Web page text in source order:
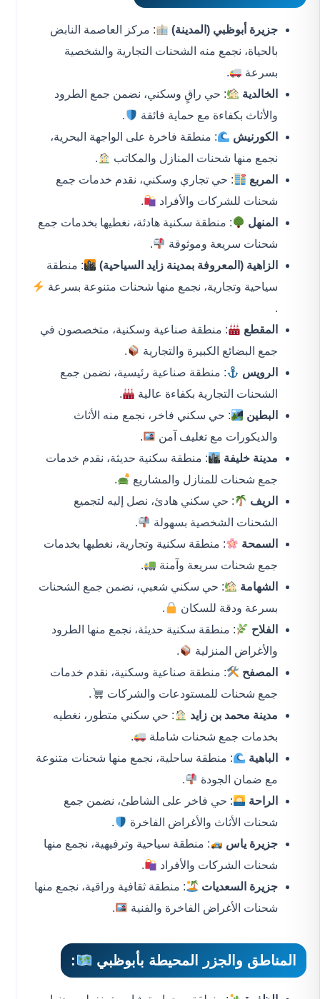
جزيرة أبوظبي (المدينة)
: مركز العاصمة النابض
بالحياة، نجمع منه الشحنات التجارية والشخصية
بسرعة
.
الخالدية
: حي راقٍ وسكني، نضمن جمع الطرود
والأثاث بكفاءة مع حماية فائقة
.
الكورنيش
: منطقة فاخرة على الواجهة البحرية،
نجمع منها شحنات المنازل والمكاتب
.
المربع
: حي تجاري وسكني، نقدم خدمات جمع
شحنات للشركات والأفراد
.
المنهل
: منطقة سكنية هادئة، نغطيها بخدمات جمع
شحنات سريعة وموثوقة
.
الزاهية (المعروفة بمدينة زايد السياحية)
: منطقة
سياحية وتجارية، نجمع منها شحنات متنوعة بسرعة
.
المقطع
: منطقة صناعية وسكنية، متخصصون في
جمع البضائع الكبيرة والتجارية
.
الرويس
: منطقة صناعية رئيسية، نضمن جمع
الشحنات التجارية بكفاءة عالية
.
البطين
: حي سكني فاخر، نجمع منه الأثاث
والديكورات مع تغليف آمن
.
مدينة خليفة
: منطقة سكنية حديثة، نقدم خدمات
جمع شحنات للمنازل والمشاريع
.
الريف
: حي سكني هادئ، نصل إليه لتجميع
الشحنات الشخصية بسهولة
.
السمحة
: منطقة سكنية وتجارية، نغطيها بخدمات
جمع شحنات سريعة وآمنة
.
الشهامة
: حي سكني شعبي، نضمن جمع الشحنات
بسرعة ودقة للسكان
.
الفلاح
: منطقة سكنية حديثة، نجمع منها الطرود
والأغراض المنزلية
.
المصفح
: منطقة صناعية وسكنية، نقدم خدمات
جمع شحنات للمستودعات والشركات
.
مدينة محمد بن زايد
: حي سكني متطور، نغطيه
بخدمات جمع شحنات شاملة
.
الباهية
: منطقة ساحلية، نجمع منها شحنات متنوعة
مع ضمان الجودة
.
الراحة
: حي فاخر على الشاطئ، نضمن جمع
شحنات الأثاث والأغراض الفاخرة
.
جزيرة ياس
: منطقة سياحية وترفيهية، نجمع منها
شحنات الشركات والأفراد
.
جزيرة السعديات
: منطقة ثقافية وراقية، نجمع منها
شحنات الأغراض الفاخرة والفنية
.
المناطق والجزر المحيطة بأبوظبي :